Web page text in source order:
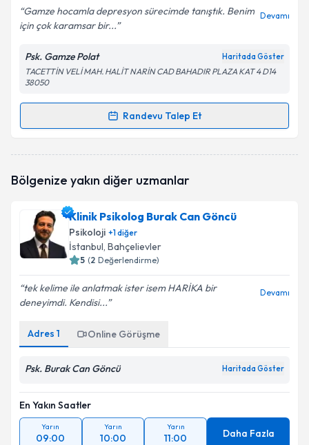
Kişisel verilerimin işlenmesine ilişkin
Aydınlatma
Metni'ni okudum ve kişisel verilerimin belirtilen
Takvim Talebini Gönder
Gamze hocamla depresyon sürecimde tanıştık. Benim
için çok karamsar bir...
Devamı
Psk. Gamze Polat Haritada Göster
TACETTİN VELİ MAH. HALİT NARİN CAD BAHADIR PLAZA KAT 4 D14
38050
Randevu Talep Et
Randevu Takvimi Talebi
oluşturun. Size bu uzmandan randevu almanız için bir
E-posta Adresiniz
Kişisel verilerimin işlenmesine ilişkin
Aydınlatma
Metni'ni okudum ve kişisel verilerimin belirtilen
Takvim Talebini Gönder
Bölgenize yakın diğer uzmanlar
Klinik Psikolog Burak Can Göncü
Psikoloji +1diğer
İstanbul, Bahçelievler
5 (2 Değerlendirme)
tek kelime ile anlatmak ister isem HARİKA bir
deneyimdi. Kendisi...
Devamı
Adres 1 Online Görüşme
Psk. Burak Can Göncü Haritada Göster
En Yakın Saatler
Yarın
09:00
Yarın
10:00
Yarın
11:00 Daha Fazla